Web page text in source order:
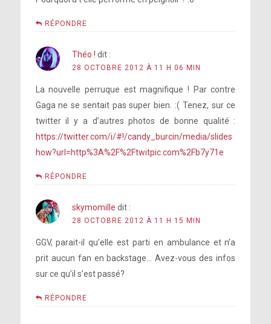
RÉPONDRE
Théo ! dit :
28 OCTOBRE 2012 À 11 H 06 MIN
La nouvelle perruque est magnifique ! Par contre
Gaga ne se sentait pas super bien. :( Tenez, sur ce
twitter il y a d’autres photos de bonne qualité :
https://twitter.com/i/#!/candy_burcin/media/slides
how?url=http%3A%2F%2Ftwitpic.com%2Fb7y71e
RÉPONDRE
skymomille dit :
28 OCTOBRE 2012 À 11 H 15 MIN
GGV, parait-il qu’elle est parti en ambulance et n’a
prit aucun fan en backstage… Avez-vous des infos
sur ce qu’il s’est passé?
RÉPONDRE